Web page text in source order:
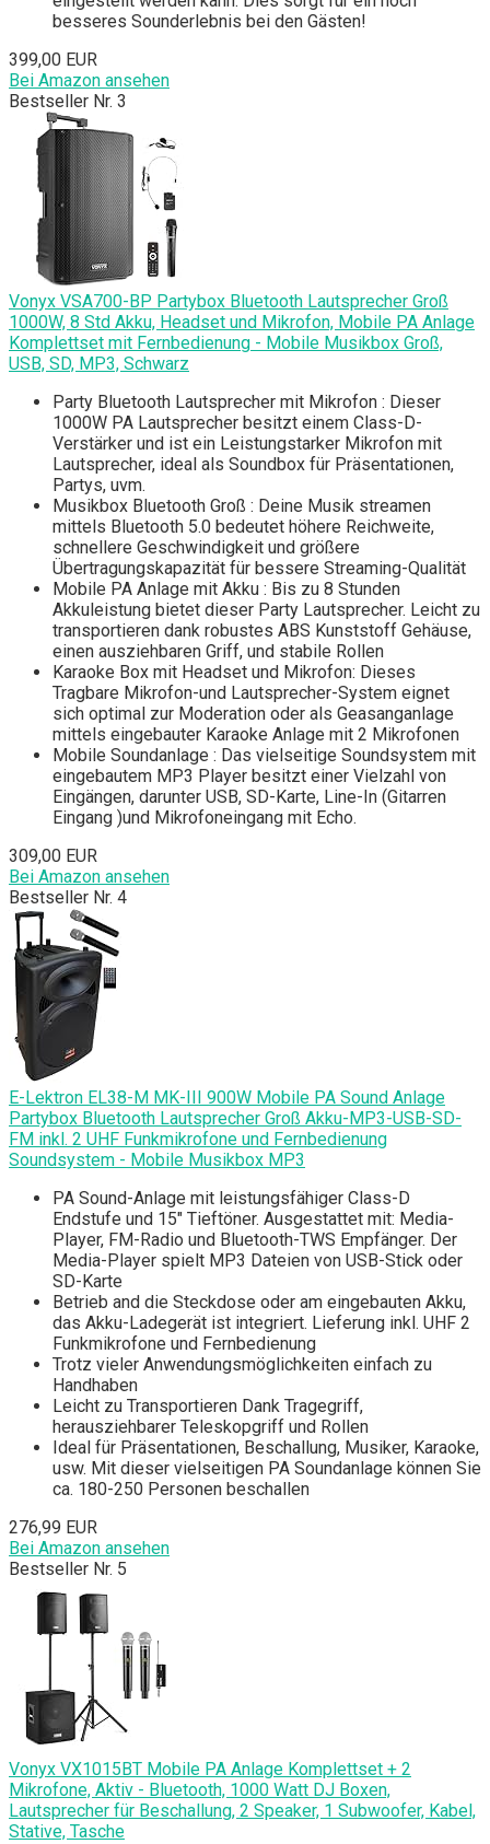
besseres Sounderlebnis bei den Gästen!
399,00 EUR
Bei Amazon ansehen
Bestseller Nr. 3
Vonyx VSA700-BP Partybox Bluetooth Lautsprecher Groß
1000W, 8 Std Akku, Headset und Mikrofon, Mobile PA Anlage
Komplettset mit Fernbedienung - Mobile Musikbox Groß,
USB, SD, MP3, Schwarz
Party Bluetooth Lautsprecher mit Mikrofon : Dieser
1000W PA Lautsprecher besitzt einem Class-D-
Verstärker und ist ein Leistungstarker Mikrofon mit
Lautsprecher, ideal als Soundbox für Präsentationen,
Partys, uvm.
Musikbox Bluetooth Groß : Deine Musik streamen
mittels Bluetooth 5.0 bedeutet höhere Reichweite,
schnellere Geschwindigkeit und größere
Übertragungskapazität für bessere Streaming-Qualität
Mobile PA Anlage mit Akku : Bis zu 8 Stunden
Akkuleistung bietet dieser Party Lautsprecher. Leicht zu
transportieren dank robustes ABS Kunststoff Gehäuse,
einen ausziehbaren Griff, und stabile Rollen
Karaoke Box mit Headset und Mikrofon: Dieses
Tragbare Mikrofon-und Lautsprecher-System eignet
sich optimal zur Moderation oder als Geasanganlage
mittels eingebauter Karaoke Anlage mit 2 Mikrofonen
Mobile Soundanlage : Das vielseitige Soundsystem mit
eingebautem MP3 Player besitzt einer Vielzahl von
Eingängen, darunter USB, SD-Karte, Line-In (Gitarren
Eingang )und Mikrofoneingang mit Echo.
309,00 EUR
Bei Amazon ansehen
Bestseller Nr. 4
E-Lektron EL38-M MK-III 900W Mobile PA Sound Anlage
Partybox Bluetooth Lautsprecher Groß Akku-MP3-USB-SD-
FM inkl. 2 UHF Funkmikrofone und Fernbedienung
Soundsystem - Mobile Musikbox MP3
PA Sound-Anlage mit leistungsfähiger Class-D
Endstufe und 15" Tieftöner. Ausgestattet mit: Media-
Player, FM-Radio und Bluetooth-TWS Empfänger. Der
Media-Player spielt MP3 Dateien von USB-Stick oder
SD-Karte
Betrieb and die Steckdose oder am eingebauten Akku,
das Akku-Ladegerät ist integriert. Lieferung inkl. UHF 2
Funkmikrofone und Fernbedienung
Trotz vieler Anwendungsmöglichkeiten einfach zu
Handhaben
Leicht zu Transportieren Dank Tragegriff,
herausziehbarer Teleskopgriff und Rollen
Ideal für Präsentationen, Beschallung, Musiker, Karaoke,
usw. Mit dieser vielseitigen PA Soundanlage können Sie
ca. 180-250 Personen beschallen
276,99 EUR
Bei Amazon ansehen
Bestseller Nr. 5
Vonyx VX1015BT Mobile PA Anlage Komplettset + 2
Mikrofone, Aktiv - Bluetooth, 1000 Watt DJ Boxen,
Lautsprecher für Beschallung, 2 Speaker, 1 Subwoofer, Kabel,
Stative, Tasche